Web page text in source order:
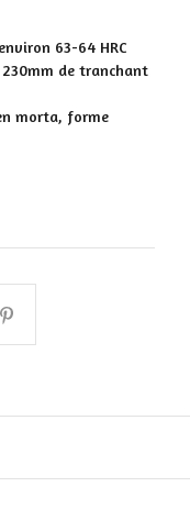
63-64 HRC
de tranchant
morta, forme